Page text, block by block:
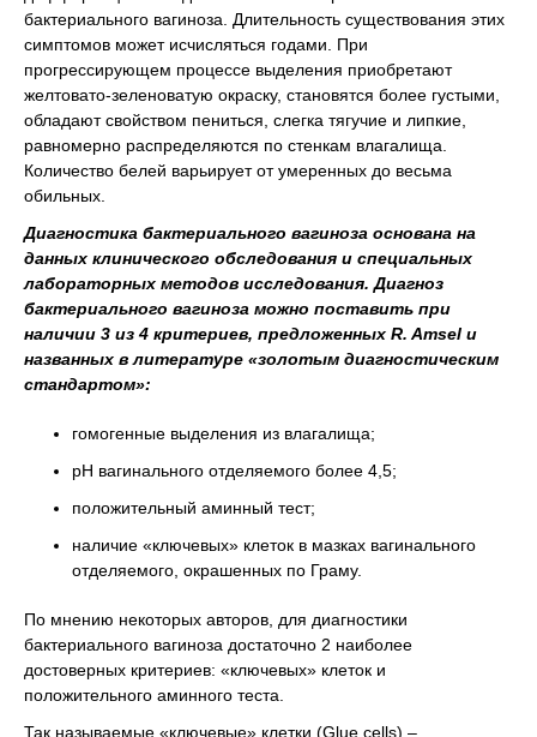
бактериального вагиноза. Длительность существования этих
симптомов может исчисляться годами. При
прогрессирующем процессе выделения приобретают
желтовато-зеленоватую окраску, становятся более густыми,
обладают свойством пениться, слегка тягучие и липкие,
равномерно распределяются по стенкам влагалища.
Количество белей варьирует от умеренных до весьма
обильных.
Диагностика бактериального вагиноза основана на
данных клинического обследования и специальных
лабораторных методов исследования. Диагноз
бактериального вагиноза можно поставить при
наличии 3 из 4 критериев, предложенных R. Amsel и
названных в литературе «золотым диагностическим
стандартом»:
гомогенные выделения из влагалища;
рН вагинального отделяемого более 4,5;
положительный аминный тест;
наличие «ключевых» клеток в мазках вагинального
отделяемого, окрашенных по Граму.
По мнению некоторых авторов, для диагностики
бактериального вагиноза достаточно 2 наиболее
достоверных критериев: «ключевых» клеток и
положительного аминного теста.
Так называемые «ключевые» клетки (Glue cells) –